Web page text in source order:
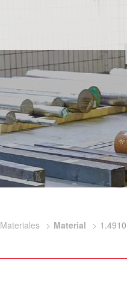
Materiales Material 1.4910